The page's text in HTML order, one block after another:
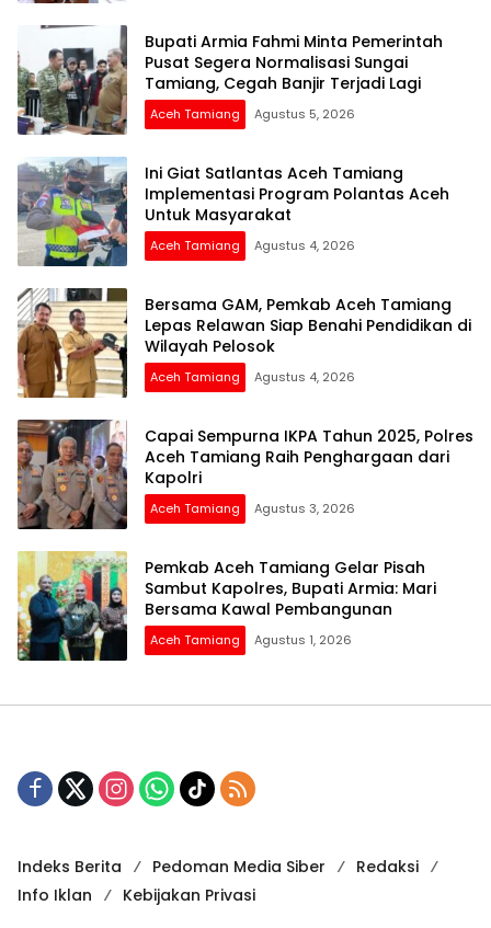
Bupati Armia Fahmi Minta Pemerintah
Pusat Segera Normalisasi Sungai
Tamiang, Cegah Banjir Terjadi Lagi
Aceh Tamiang Agustus 5, 2026
Ini Giat Satlantas Aceh Tamiang
Implementasi Program Polantas Aceh
Untuk Masyarakat
Aceh Tamiang Agustus 4, 2026
Bersama GAM, Pemkab Aceh Tamiang
Lepas Relawan Siap Benahi Pendidikan di
Wilayah Pelosok
Aceh Tamiang Agustus 4, 2026
Capai Sempurna IKPA Tahun 2025, Polres
Aceh Tamiang Raih Penghargaan dari
Kapolri
Aceh Tamiang Agustus 3, 2026
Pemkab Aceh Tamiang Gelar Pisah
Sambut Kapolres, Bupati Armia: Mari
Bersama Kawal Pembangunan
Aceh Tamiang Agustus 1, 2026
Indeks Berita Pedoman Media Siber
Redaksi
Info Iklan
Kebijakan Privasi